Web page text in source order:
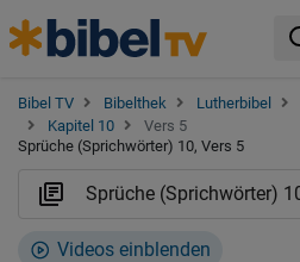
Bibel TV Bibelthek Lutherbibel
Kapitel 10
Vers 5
Sprüche (Sprichwörter) 10, Vers 5
Videos einblenden